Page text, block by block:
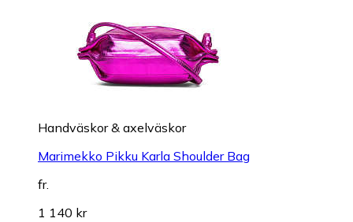
Handväskor & axelväskor
Marimekko Pikku Karla Shoulder Bag
fr.
1 140 kr